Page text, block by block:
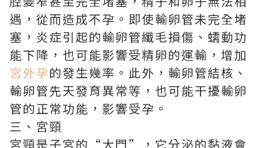
遇，從而造成不孕。即使輸卵管未完全堵
塞，炎症引起的輸卵管纖毛損傷、蠕動功
能下降，也可能影響受精卵的運輸，增加
宮外孕的發生幾率。此外，輸卵管結核、
輸卵管先天發育異常等，也可能干擾輸卵
管的正常功能，影響受孕。
三、宮頸
宮頸是子宮的“大門”，它分泌的黏液會